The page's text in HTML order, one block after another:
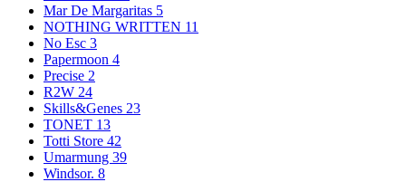
Mar De Margaritas 5
NOTHING WRITTEN 11
No Esc 3
Papermoon 4
Precise 2
R2W 24
Skills&Genes 23
TONET 13
Totti Store 42
Umarmung 39
Windsor. 8